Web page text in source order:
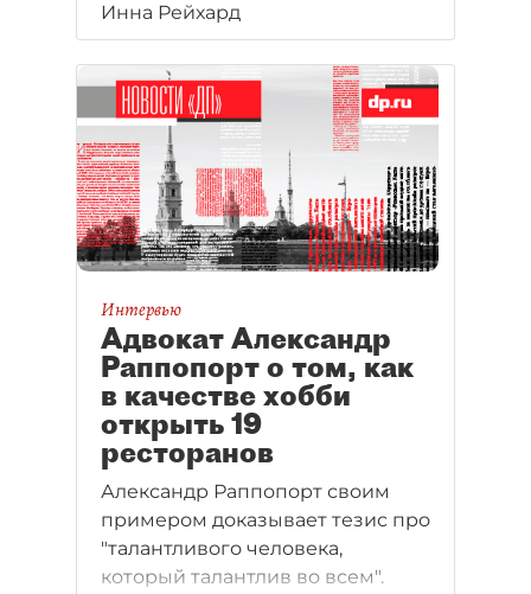
стремятся охватить другие
форматы. Так, например, в
декабре в Петербурге появится
ресторан русской кухни
Pushkarski, в котором будут
готовить блюда из московских
фермерских продуктов.
Инвестиции в проект составят
25 млн рублей.
Инна Рейхард
Интервью
Адвокат Александр
Раппопорт о том, как
в качестве хобби
открыть 19
ресторанов
Александр Раппопорт своим
примером доказывает тезис про
"талантливого человека,
который талантлив во всем".